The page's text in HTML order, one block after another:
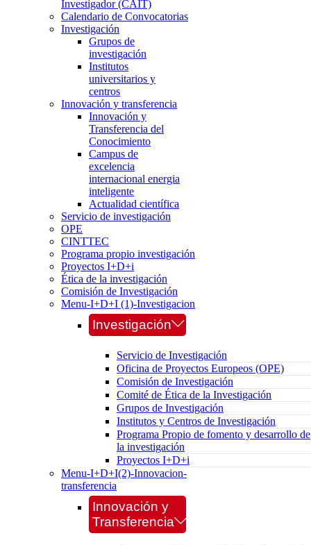
Investigador (CAIT)
Calendario de Convocatorias
Investigación
Grupos de
investigación
Institutos
universitarios y
centros
Innovación y transferencia
Innovación y
Transferencia del
Conocimiento
Campus de
excelencia
internacional energia
inteligente
Actualidad científica
Servicio de investigación
OPE
CINTTEC
Programa propio investigación
Proyectos I+D+i
Ética de la investigación
Comisión de Investigación
Menu-I+D+I (1)-Investigacion
Investigación
Servicio de Investigación
Oficina de Proyectos Europeos (OPE)
Comisión de Investigación
Comité de Ética de la Investigación
Grupos de Investigación
Institutos y Centros de Investigación
Programa Propio de fomento y desarrollo de
la investigación
Proyectos I+D+i
Menu-I+D+I(2)-Innovacion-
transferencia
Innovación y
Transferencia